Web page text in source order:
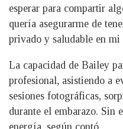
esperar para compartir
quería asegurarme de
privado y saludable en mi
La capacidad de Bailey
profesional, asistiendo a
sesiones fotográficas,
durante el embarazo. Sin